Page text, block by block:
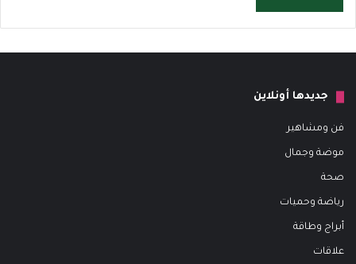
جديدها أونلاين
فن ومشاهير
موضة وجمال
صحة
رياضة وحميات
أبراج وطاقة
علاقات